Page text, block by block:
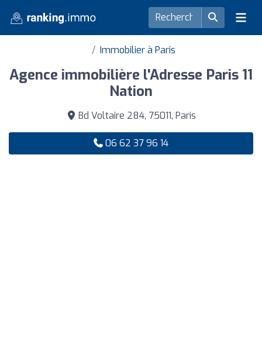
Immobilier à Paris
Agence immobilière l'Adresse Paris 11
Nation
Bd Voltaire 284, 75011, Paris
06 62 37 96 14